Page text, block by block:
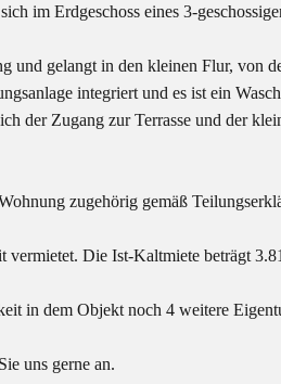
im Erdgeschoss eines 3-
und gelangt in den kleinen Flur, von
integriert und es ist ein
der Zugang zur Terrasse und der
zugehörig gemäß
vermietet. Die Ist-Kaltmiete beträgt
in dem Objekt noch 4 weitere
uns gerne an.